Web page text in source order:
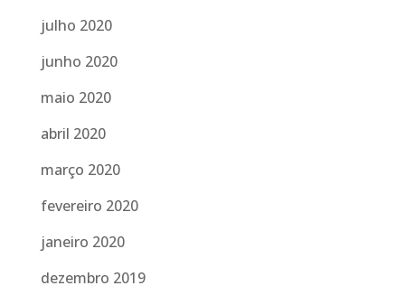
julho 2020
junho 2020
maio 2020
abril 2020
março 2020
fevereiro 2020
janeiro 2020
dezembro 2019